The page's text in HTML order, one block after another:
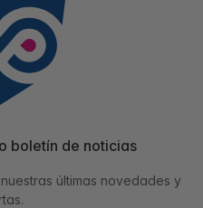
boletín de noticias
últimas novedades y